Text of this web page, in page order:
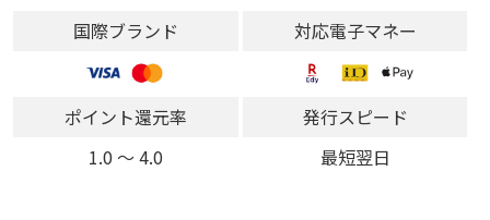
国際ブランド
対応電子マネー
ポイント還元率
1.0 〜 4.0
発行スピード
最短翌日